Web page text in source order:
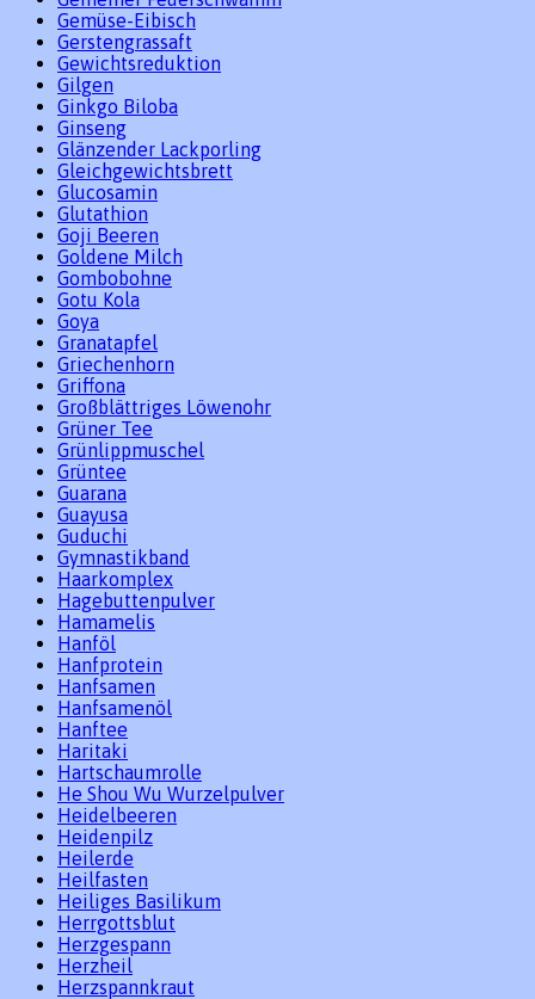
Gemüse-Eibisch
Gerstengrassaft
Gewichtsreduktion
Gilgen
Ginkgo Biloba
Ginseng
Glänzender Lackporling
Gleichgewichtsbrett
Glucosamin
Glutathion
Goji Beeren
Goldene Milch
Gombobohne
Gotu Kola
Goya
Granatapfel
Griechenhorn
Griffona
Großblättriges Löwenohr
Grüner Tee
Grünlippmuschel
Grüntee
Guarana
Guayusa
Guduchi
Gymnastikband
Haarkomplex
Hagebuttenpulver
Hamamelis
Hanföl
Hanfprotein
Hanfsamen
Hanfsamenöl
Hanftee
Haritaki
Hartschaumrolle
He Shou Wu Wurzelpulver
Heidelbeeren
Heidenpilz
Heilerde
Heilfasten
Heiliges Basilikum
Herrgottsblut
Herzgespann
Herzheil
Herzspannkraut